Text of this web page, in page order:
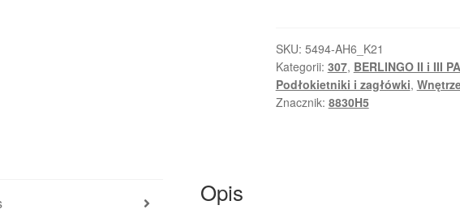
Peugeot
8830H5
SKU: 5494-AH6_K21
Kategorii: 307, BERLINGO II i III
Podłokietniki i zagłówki,
Znacznik: 8830H5
Opis